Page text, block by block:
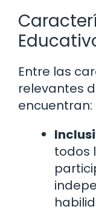
Entre las
relevantes
encuentran:
todos